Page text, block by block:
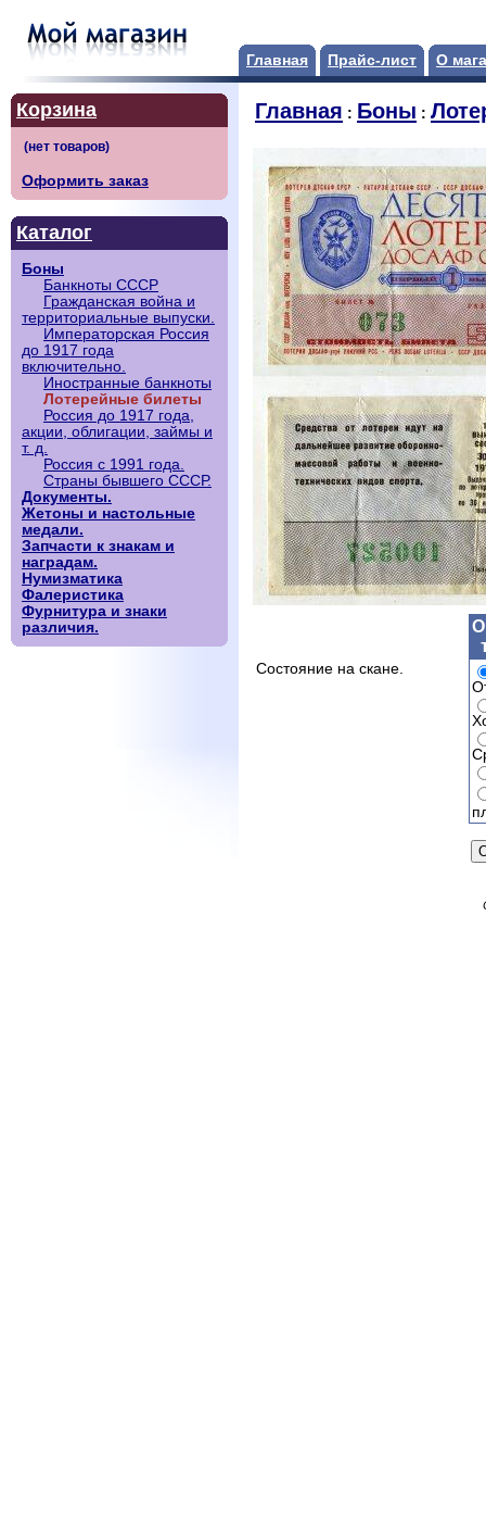
Главная Прайс-лист О
Корзина
Оформить заказ
Каталог
Боны
Банкноты СССР
Гражданская война и
территориальные выпуски.
Императорская Россия
до 1917 года
включительно.
Иностранные банкноты
Лотерейные билеты
Россия до 1917 года,
акции, облигации, займы и
т. д.
Россия с 1991 года.
Страны бывшего СССР.
Документы.
Жетоны и настольные
медали.
Запчасти к знакам и
наградам.
Нумизматика
Фалеристика
Фурнитура и знаки
различия.
Главная : Боны :
Состояние на скане.